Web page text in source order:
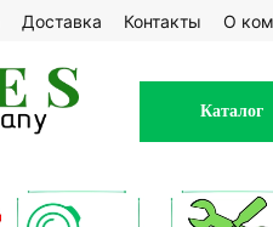
Доставка Контакты О
Каталог